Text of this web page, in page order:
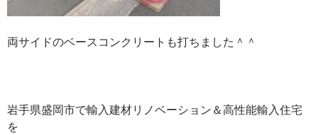
両サイドのベースコンクリートも打ちました＾＾
岩手県盛岡市で輸入建材リノベーション＆高性能輸入住宅
を